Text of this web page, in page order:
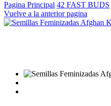
Pagina Principal 42 FAST BUDS
Vuelve a la anterior pagina